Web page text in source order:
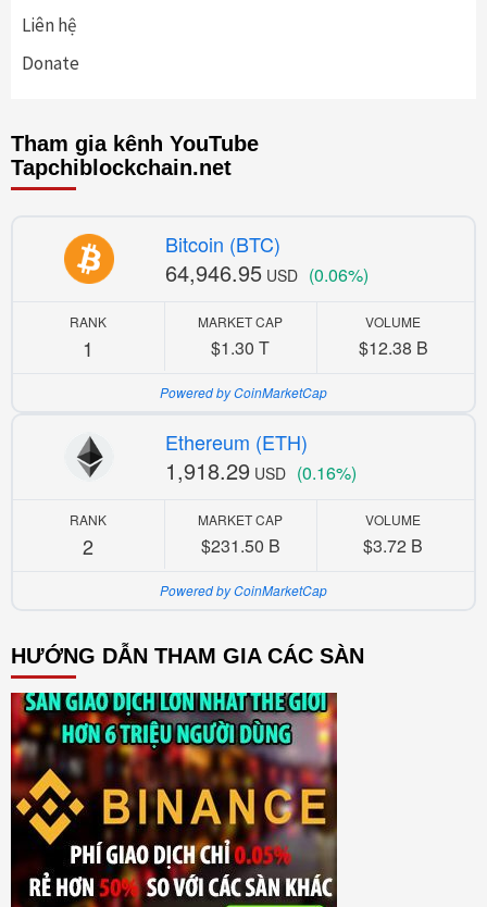
Liên hệ
Donate
Tham gia kênh YouTube
Tapchiblockchain.net
Bitcoin (BTC)
64,946.95 USD (0.06%)
RANK
1
MARKET CAP
$1.30 T
VOLUME
$12.38 B
Powered by CoinMarketCap
Ethereum (ETH)
1,918.29 USD (0.16%)
RANK
2
MARKET CAP
$231.50 B
VOLUME
$3.72 B
Powered by CoinMarketCap
HƯỚNG DẪN THAM GIA CÁC SÀN